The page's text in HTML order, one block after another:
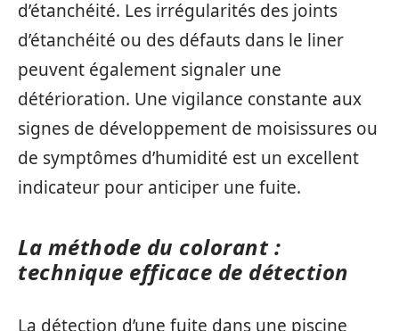
d’étanchéité. Les irrégularités des joints
d’étanchéité ou des défauts dans le liner
peuvent également signaler une
détérioration. Une vigilance constante aux
signes de développement de moisissures ou
de symptômes d’humidité est un excellent
indicateur pour anticiper une fuite.
La méthode du colorant :
technique efficace de détection
La détection d’une fuite dans une piscine